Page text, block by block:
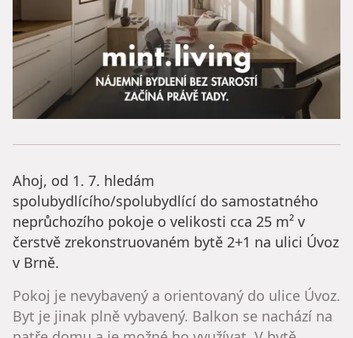
Ahoj, od 1. 7. hledám
spolubydlícího/spolubydlící do samostatného
neprůchozího pokoje o velikosti cca 25 m² v
čerstvě zrekonstruovaném bytě 2+1 na ulici Úvoz
v Brně.
Pokoj je nevybavený a orientovaný do ulice Úvoz.
Byt je jinak plně vybavený. Balkon se nachází na